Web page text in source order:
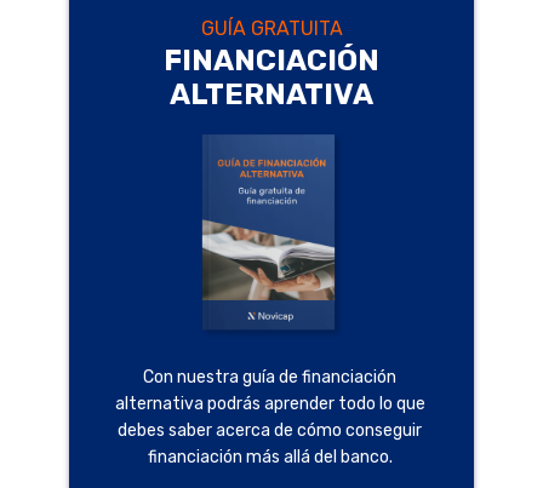
Con nuestra guía de financiación
alternativa podrás aprender todo lo que
debes saber acerca de cómo conseguir
financiación más allá del banco.
FINANCIACIÓN
ALTERNATIVA
GUÍA GRATUITA